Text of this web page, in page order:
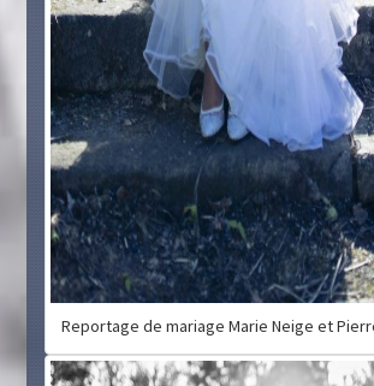
Reportage de mariage Marie Neige et